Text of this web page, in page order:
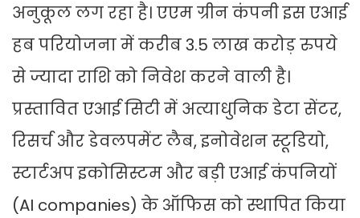
अनुकूल लग रहा है। एएम ग्रीन कंपनी इस एआई
हब परियोजना में करीब 3.5 लाख करोड़ रुपये
से ज्यादा राशि को निवेश करने वाली है।
प्रस्तावित एआई सिटी में अत्याधुनिक डेटा सेंटर,
रिसर्च और डेवलपमेंट लैब, इनोवेशन स्टूडियो,
स्टार्टअप इकोसिस्टम और बड़ी एआई कंपनियों
(AI companies) के ऑफिस को स्थापित किया